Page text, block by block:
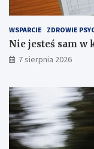
c
h
S
w
ó
w
!
WSPARCIE ZDROWIE
Nie jesteś sam
7 sierpnia 2026